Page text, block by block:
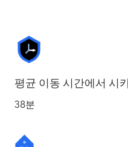
평균 이동 시간에서 시
38분